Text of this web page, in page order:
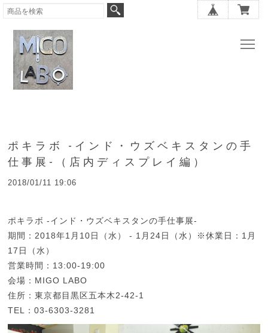
ポキラボ -インド・ウズベキスタンの手
仕事展-（店内ディスプレイ編）
2018/01/11 19:06
ポキラボ -インド・ウズベキスタンの手仕事展-
期間：2018年1月10日（水） - 1月24日（水）※休業日：1月
17日（水）
営業時間：13:00-19:00
会場：MIGO LABO
住所：東京都目黒区五本木2-42-1
TEL：03-6303-3281